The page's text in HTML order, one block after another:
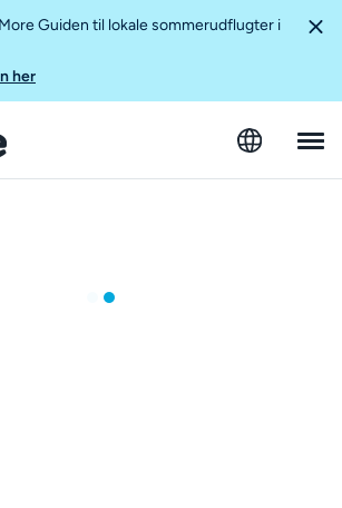
Guiden til lokale sommerudflugter i
her